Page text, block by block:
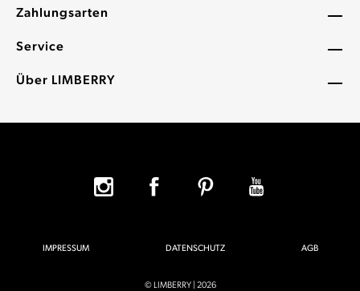
Zahlungsarten
Service
Über LIMBERRY
IMPRESSUM DATENSCHUTZ AGB
© LIMBERRY | 2026